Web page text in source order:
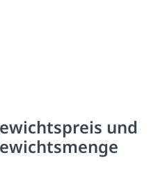
und